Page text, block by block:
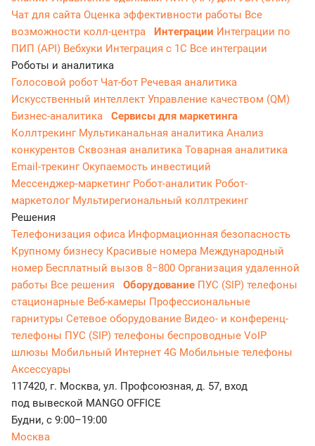
Чат для сайта Оценка эффективности работы Все
возможности колл-центра
Интеграции Интеграции по
ПИП (API) Вебхуки Интеграция с 1С Все интеграции
Роботы и аналитика
Голосовой робот Чат-бот Речевая аналитика
Искусственный интеллект Управление качеством (QM)
Бизнес-аналитика
Сервисы для маркетинга
Коллтрекинг Мультиканальная аналитика Анализ
конкурентов Сквозная аналитика Товарная аналитика
Email-трекингОкупаемость инвестиций
Мессенджер‑маркетинг Робот-аналитик Робот-
маркетолог Мультирегиональный коллтрекинг
Решения
Телефонизация офиса Информационная безопасность
Крупному бизнесу Красивые номера Международный
номер Бесплатный вызов 8−800 Организация удаленной
работы Все решения Оборудование ПУС (SIP) телефоны
стационарные Веб-камеры Профессиональные
гарнитуры Сетевое оборудование Видео- и конференц-
телефоны ПУС (SIP) телефоны беспроводные VoIP
шлюзы Мобильный Интернет 4G Мобильные телефоны
Аксессуары
117420, г. Москва, ул. Профсоюзная, д. 57, вход
под вывеской MANGO OFFICE
Будни, с 9:00–19:00
Москва